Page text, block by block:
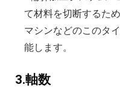
て材料を切断するた
マシンなどのこのタ
能します。
3.軸数